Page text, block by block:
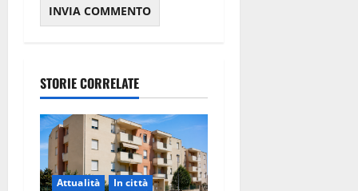
STORIE CORRELATE
Attualità In città